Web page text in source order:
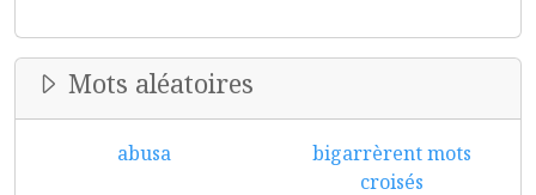
Mots aléatoires
abusa
bigarrèrent mots
croisés